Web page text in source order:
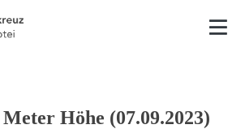
Meter Höhe (07.09.2023)